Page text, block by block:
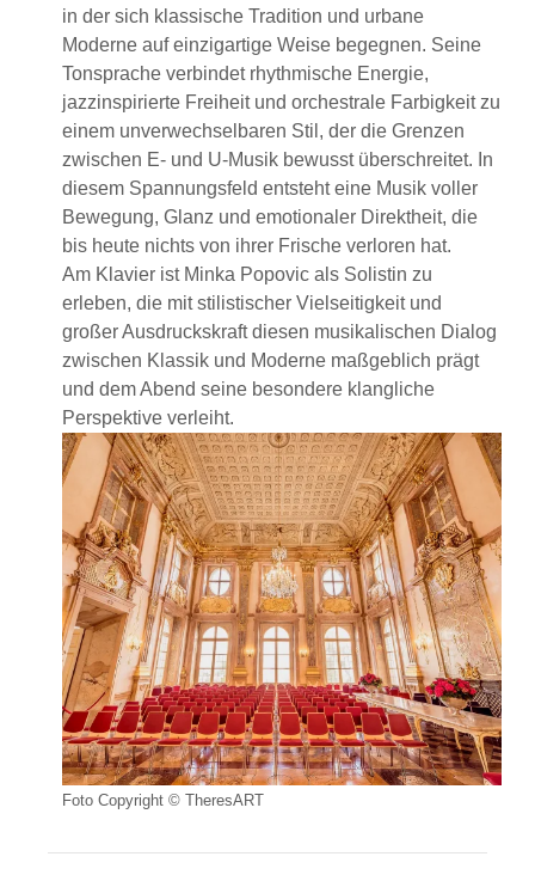
in der sich klassische Tradition und urbane
Moderne auf einzigartige Weise begegnen. Seine
Tonsprache verbindet rhythmische Energie,
jazzinspirierte Freiheit und orchestrale Farbigkeit zu
einem unverwechselbaren Stil, der die Grenzen
zwischen E- und U-Musik bewusst überschreitet. In
diesem Spannungsfeld entsteht eine Musik voller
Bewegung, Glanz und emotionaler Direktheit, die
bis heute nichts von ihrer Frische verloren hat.
Am Klavier ist Minka Popovic als Solistin zu
erleben, die mit stilistischer Vielseitigkeit und
großer Ausdruckskraft diesen musikalischen Dialog
zwischen Klassik und Moderne maßgeblich prägt
und dem Abend seine besondere klangliche
Perspektive verleiht.
Foto Copyright © TheresART